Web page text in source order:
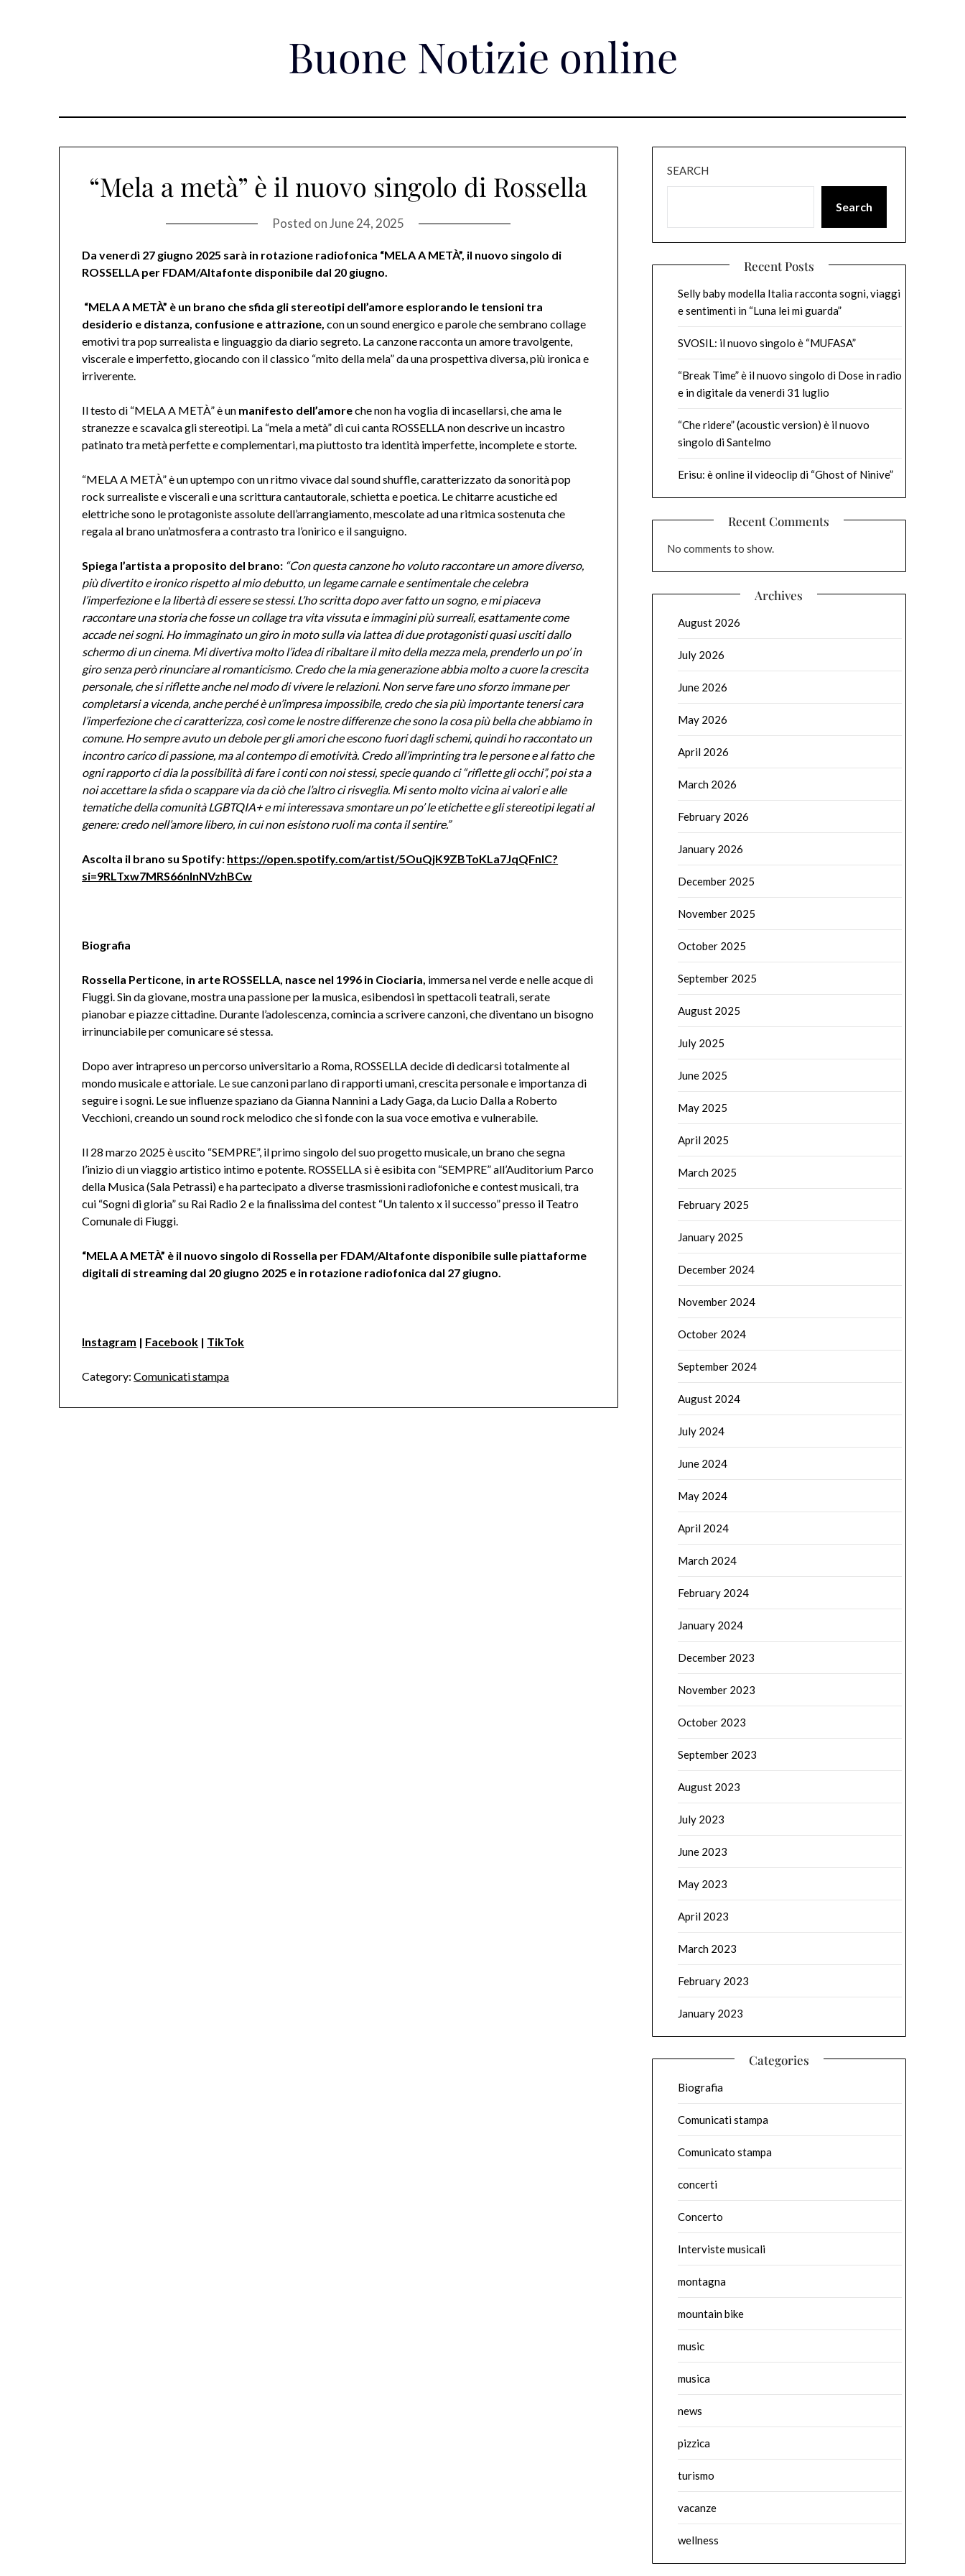
Buone Notizie online
“Mela a metà” è il nuovo singolo di Rossella
Posted onJune 24, 2025
Da venerdì 27 giugno 2025 sarà in rotazione radiofonica “MELA A METÀ”, il nuovo singolo di
ROSSELLA per FDAM/Altafonte disponibile dal 20 giugno.
“MELA A METÀ” è un brano che sfida gli stereotipi dell’amore esplorando le tensioni tra
desiderio e distanza, confusione e attrazione, con un sound energico e parole che sembrano collage
emotivi tra pop surrealista e linguaggio da diario segreto. La canzone racconta un amore travolgente,
viscerale e imperfetto, giocando con il classico “mito della mela” da una prospettiva diversa, più ironica e
irriverente.
Il testo di “MELA A METÀ” è un manifesto dell’amoreche non ha voglia di incasellarsi, che ama le
stranezze e scavalca gli stereotipi. La “mela a metà” di cui canta ROSSELLA non descrive un incastro
patinato tra metà perfette e complementari, ma piuttosto tra identità imperfette, incomplete e storte.
“MELA A METÀ” è un uptempo con un ritmo vivace dal sound shuffle, caratterizzato da sonorità pop
rock surrealiste e viscerali e una scrittura cantautorale, schietta e poetica. Le chitarre acustiche ed
elettriche sono le protagoniste assolute dell’arrangiamento, mescolate ad una ritmica sostenuta che
regala al brano un’atmosfera a contrasto tra l’onirico e il sanguigno.
Spiega l’artista a proposito del brano: “Con questa canzone ho voluto raccontare un amore diverso,
più divertito e ironico rispetto al mio debutto, un legame carnale e sentimentale che celebra
l’imperfezione e la libertà di essere se stessi. L’ho scritta dopo aver fatto un sogno, e mi piaceva
raccontare una storia che fosse un collage tra vita vissuta e immagini più surreali, esattamente come
accade nei sogni. Ho immaginato un giro in moto sulla via lattea di due protagonisti quasi usciti dallo
schermo di un cinema. Mi divertiva molto l’idea di ribaltare il mito della mezza mela, prenderlo un po’ in
giro senza però rinunciare al romanticismo. Credo che la mia generazione abbia molto a cuore la crescita
personale, che si riflette anche nel modo di vivere le relazioni. Non serve fare uno sforzo immane per
completarsi a vicenda, anche perché è un’impresa impossibile, credo che sia più importante tenersi cara
l’imperfezione che ci caratterizza, così come le nostre differenze che sono la cosa più bella che abbiamo in
comune. Ho sempre avuto un debole per gli amori che escono fuori dagli schemi, quindi ho raccontato un
incontro carico di passione, ma al contempo di emotività. Credo all’imprinting tra le persone e al fatto che
ogni rapporto ci dia la possibilità di fare i conti con noi stessi, specie quando ci “riflette gli occhi”, poi sta a
noi accettare la sfida o scappare via da ciò che l’altro ci risveglia. Mi sento molto vicina ai valori e alle
tematiche della comunità LGBTQIA+ e mi interessava smontare un po’ le etichette e gli stereotipi legati al
genere: credo nell’amore libero, in cui non esistono ruoli ma conta il sentire.”
Ascolta il brano su Spotify: https://open.spotify.com/artist/5OuQjK9ZBToKLa7JqQFnIC?
si=9RLTxw7MRS66nlnNVzhBCw
Biografia
Rossella Perticone, in arte ROSSELLA, nasce nel 1996 in Ciociaria, immersa nel verde e nelle acque di
Fiuggi. Sin da giovane, mostra una passione per la musica, esibendosi in spettacoli teatrali, serate
pianobar e piazze cittadine. Durante l’adolescenza, comincia a scrivere canzoni, che diventano un bisogno
irrinunciabile per comunicare sé stessa.
Dopo aver intrapreso un percorso universitario a Roma, ROSSELLA decide di dedicarsi totalmente al
mondo musicale e attoriale. Le sue canzoni parlano di rapporti umani, crescita personale e importanza di
seguire i sogni. Le sue influenze spaziano da Gianna Nannini a Lady Gaga, da Lucio Dalla a Roberto
Vecchioni, creando un sound rock melodico che si fonde con la sua voce emotiva e vulnerabile.
Il 28 marzo 2025 è uscito “SEMPRE”, il primo singolo del suo progetto musicale, un brano che segna
l’inizio di un viaggio artistico intimo e potente. ROSSELLA si è esibita con “SEMPRE” all’Auditorium Parco
della Musica (Sala Petrassi) e ha partecipato a diverse trasmissioni radiofoniche e contest musicali, tra
cui “Sogni di gloria” su Rai Radio 2 e la finalissima del contest “Un talento x il successo” presso il Teatro
Comunale di Fiuggi.
“MELA A METÀ” è il nuovo singolo di Rossella per FDAM/Altafonte disponibile sulle piattaforme
digitali di streaming dal 20 giugno 2025 e in rotazione radiofonica dal 27 giugno.
Instagram | Facebook | TikTok
Category: Comunicati stampa
SEARCH
Search
Recent Posts
Selly baby modella Italia racconta sogni, viaggi
e sentimenti in “Luna lei mi guarda”
SVOSIL: il nuovo singolo è “MUFASA”
“Break Time” è il nuovo singolo di Dose in radio
e in digitale da venerdì 31 luglio
“Che ridere” (acoustic version) è il nuovo
singolo di Santelmo
Erisu: è online il videoclip di “Ghost of Ninive”
Recent Comments
No comments to show.
Archives
August 2026
July 2026
June 2026
May 2026
April 2026
March 2026
February 2026
January 2026
December 2025
November 2025
October 2025
September 2025
August 2025
July 2025
June 2025
May 2025
April 2025
March 2025
February 2025
January 2025
December 2024
November 2024
October 2024
September 2024
August 2024
July 2024
June 2024
May 2024
April 2024
March 2024
February 2024
January 2024
December 2023
November 2023
October 2023
September 2023
August 2023
July 2023
June 2023
May 2023
April 2023
March 2023
February 2023
January 2023
Categories
Biografia
Comunicati stampa
Comunicato stampa
concerti
Concerto
Interviste musicali
montagna
mountain bike
music
musica
news
pizzica
turismo
vacanze
wellness